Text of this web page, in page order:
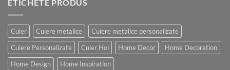
ETICHETE PRODUS
Cuier Cuiere metalice
Cuiere metalice personalizate
Cuiere Personalizate
Cuier Hol Home Decor
Home Decoration
Home Design
Home Inspiration